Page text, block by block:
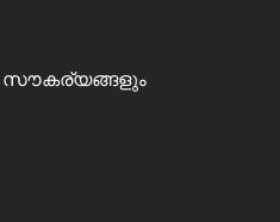
സൗകര്യങ്ങളും